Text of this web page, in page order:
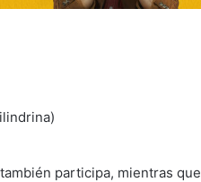
participa, mientras que